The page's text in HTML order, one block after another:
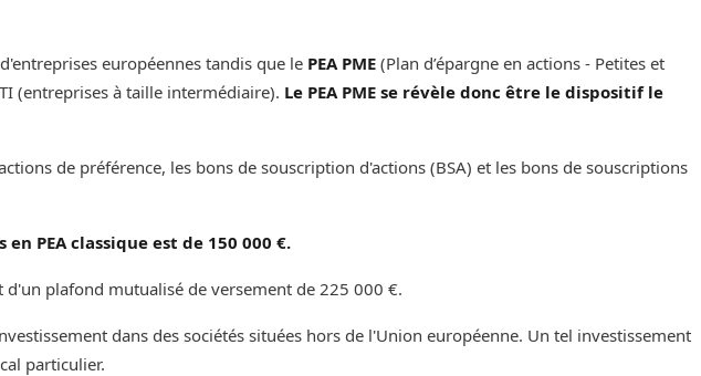
européennes tandis que le PEA PME (Plan d’épargne en actions - Petites et
(entreprises à taille intermédiaire). Le PEA PME se révèle donc être le dispositif le
de préférence, les bons de souscription d'actions (BSA) et les bons de souscriptions
PEA classique est de 150 000 €.
d'un plafond mutualisé de versement de 225 000 €.
dans des sociétés situées hors de l'Union européenne. Un tel investissement
particulier.